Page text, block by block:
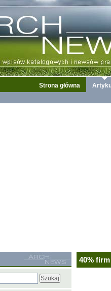
Strona główna
40%